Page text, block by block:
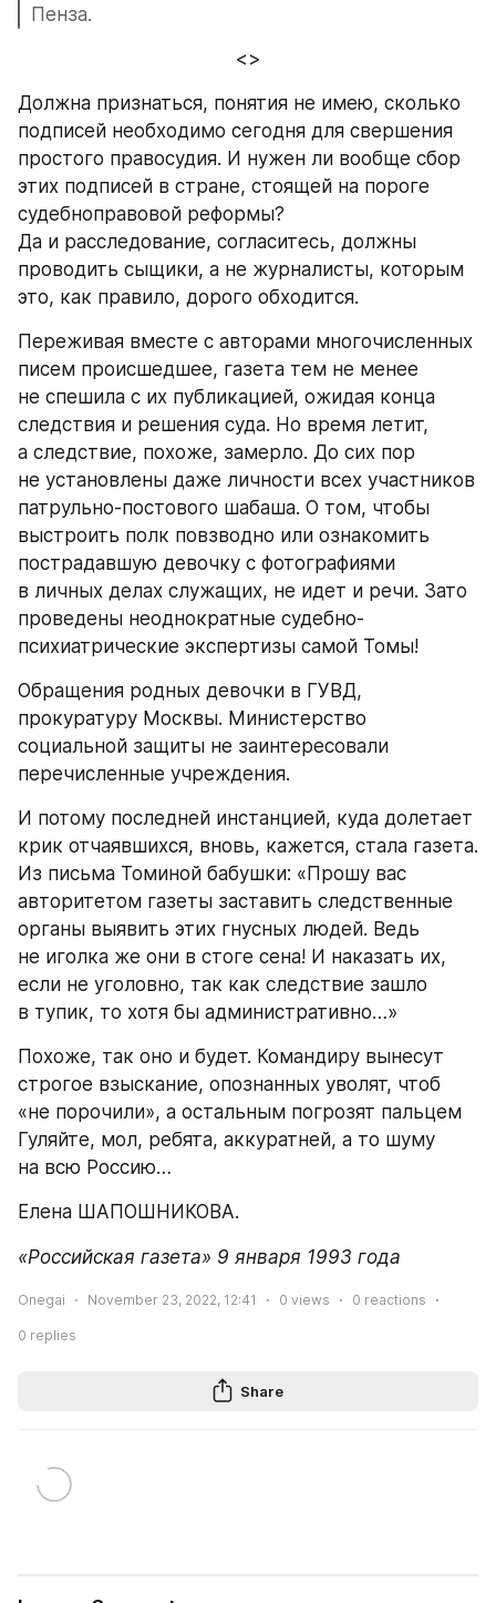
Пенза.
<>
Должна признаться, понятия не имею, сколько
подписей необходимо сегодня для свершения
простого правосудия. И нужен ли вообще сбор
этих подписей в стране, стоящей на пороге
судебноправовой реформы?
Да и расследование, согласитесь, должны
проводить сыщики, а не журналисты, которым
это, как правило, дорого обходится.
Переживая вместе с авторами многочисленных
писем происшедшее, газета тем не менее
не спешила с их публикацией, ожидая конца
следствия и решения суда. Но время летит,
а следствие, похоже, замерло. До сих пор
не установлены даже личности всех участников
патрульно-постового шабаша. О том, чтобы
выстроить полк повзводно или ознакомить
пострадавшую девочку с фотографиями
в личных делах служащих, не идет и речи. Зато
проведены неоднократные судебно-
психиатрические экспертизы самой Томы!
Обращения родных девочки в ГУВД,
прокуратуру Москвы. Министерство
социальной защиты не заинтересовали
перечисленные учреждения.
И потому последней инстанцией, куда долетает
крик отчаявшихся, вновь, кажется, стала газета.
Из письма Томиной бабушки: «Прошу вас
авторитетом газеты заставить следственные
органы выявить этих гнусных людей. Ведь
не иголка же они в стоге сена! И наказать их,
если не уголовно, так как следствие зашло
в тупик, то хотя бы административно…»
Похоже, так оно и будет. Командиру вынесут
строгое взыскание, опознанных уволят, чтоб
«не порочили», а остальным погрозят пальцем
Гуляйте, мол, ребята, аккуратней, а то шуму
на всю Россию…
Елена ШАПОШНИКОВА.
«Российская газета» 9 января 1993 года
Onegai November 23, 2022, 12:41 0 views 0 reactions
0 replies
Share